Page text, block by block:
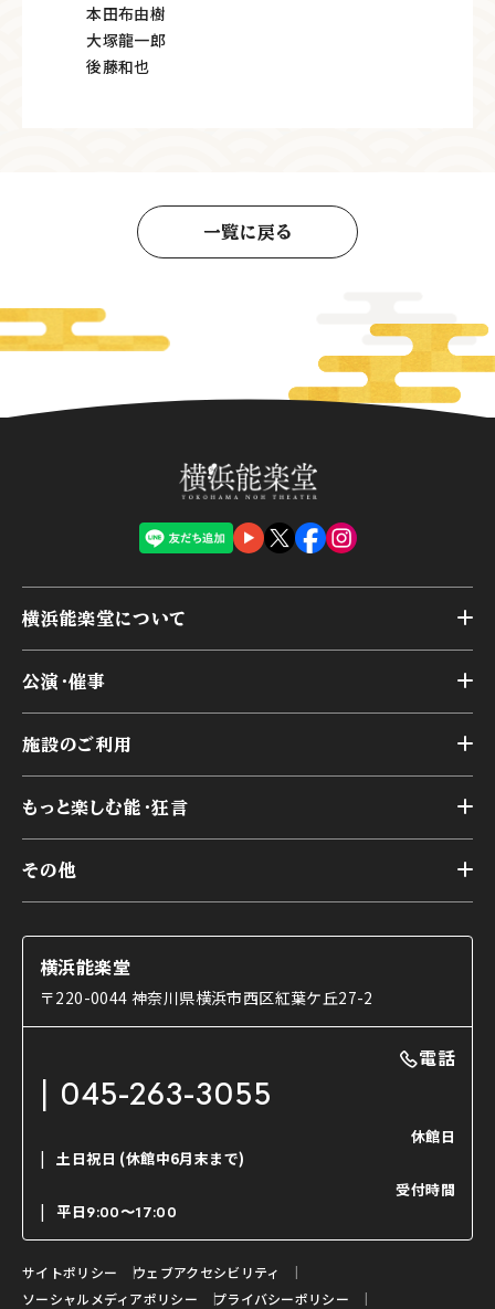
本田布由樹
大塚龍一郎
後藤和也
一覧に戻る
横浜能楽堂について
横浜能楽堂が取り組んだ事業
能舞台の歴史と特徴
様々なお客様に向けて
本舞台座席
交通アクセス
公演・催事
アーカイブ
施設のご利用
第二舞台
研修室
楽屋
ご利用の流れ
利用料金表
もっと楽しむ能・狂言
能舞台と演じ手
使用する道具
能・狂言の曲目説明
日本の古典芸能
その他
コラム
OTABISHO
チケット購入方法
ご寄附について
よくいただくご質問
お問い合わせ
横浜能楽堂
〒220-0044 神奈川県横浜市西区紅葉ケ丘27-2
電話
045-263-3055
休館日
土日祝日 (休館中6月末まで)
受付時間
平日9:00〜17:00
サイトポリシー
ウェブアクセシビリティ
ソーシャルメディアポリシー
プライバシーポリシー